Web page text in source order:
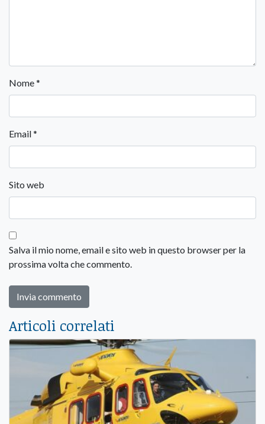
Nome*
Email*
Sito web
Salva il mio nome, email e sito web in questo browser per la
prossima volta che commento.
Articoli correlati